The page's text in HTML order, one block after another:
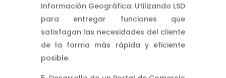
Información Geográfica: Utilizando LSD
para entregar funciones que
satisfagan las necesidades del cliente
de la forma más rápida y eficiente
posible.